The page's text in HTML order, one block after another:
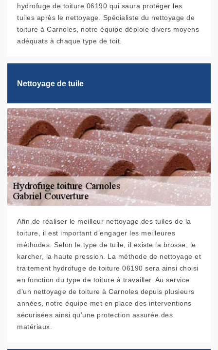
hydrofuge de toiture 06190 qui saura protéger les
tuiles après le nettoyage. Spécialiste du nettoyage de
toiture à Carnoles, notre équipe déploie divers moyens
adéquats à chaque type de toit.
Nettoyage de tuile
Afin de réaliser le meilleur nettoyage des tuiles de la
toiture, il est important d’engager les meilleures
méthodes. Selon le type de tuile, il existe la brosse, le
karcher, la haute pression. La méthode de nettoyage et
traitement hydrofuge de toiture 06190 sera ainsi choisi
en fonction du type de toiture à travailler. Au service
d’un nettoyage de toiture à Carnoles depuis plusieurs
années, notre équipe met en place des interventions
sécurisées ainsi qu’une protection assurée des
matériaux.